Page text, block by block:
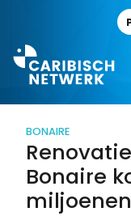
BONAIRE
Bonaire
miljoenen